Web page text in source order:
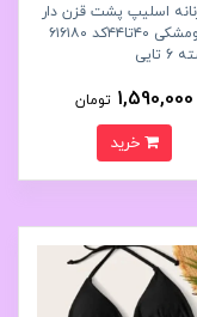
اسلیپ پشت قزن دار
رنگی و‌مشکی ۴۰تا۴۴کد ۶۱۶۱۸۰
1,590,000 تومان
خرید